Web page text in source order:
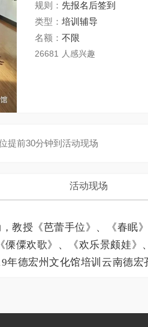
规则： 先报名后签到
类型： 培训辅导
名额： 不限
26681 人感兴趣
提前30分钟到活动现场
活动现场
教授《芭蕾手位》、《春眠
傈僳欢歌》、《欢乐景颇娃
德宏州文化馆培训云南德宏